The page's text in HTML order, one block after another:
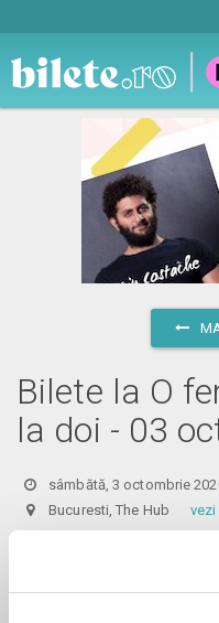
Bilete la O
la doi - 03
sâmbătă, 3 octombrie
Bucuresti, The Hub vezi
Accesul se poate face cu
mai devreme. Biletele online